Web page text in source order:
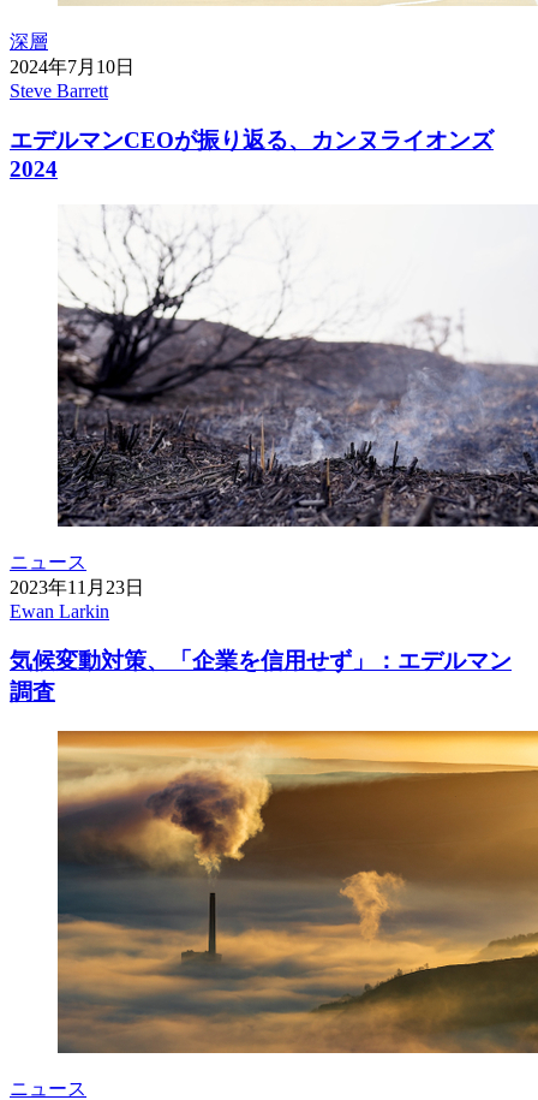
深層
2024年7月10日
Steve Barrett
エデルマンCEOが振り返る、カンヌライオンズ
2024
ニュース
2023年11月23日
Ewan Larkin
気候変動対策、「企業を信用せず」：エデルマン
調査
ニュース